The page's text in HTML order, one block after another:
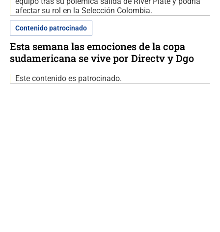
afectar su rol en la Selección Colombia.
Contenido patrocinado
Esta semana las emociones de la copa
sudamericana se vive por Directv y Dgo
Este contenido es patrocinado.